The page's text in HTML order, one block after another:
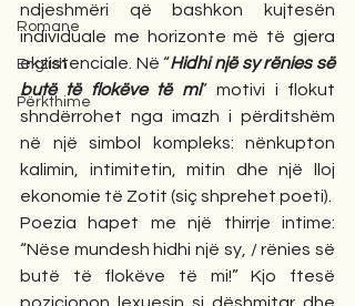
Romane
English
Përkthime
ndjeshmëri që bashkon kujtesën
individuale me horizonte më të gjera
ekzistenciale. Në “Hidhi një sy rënies së
butë të flokëve të mi” motivi i flokut
shndërrohet nga imazh i përditshëm
në një simbol kompleks: nënkupton
kalimin, intimitetin, mitin dhe një lloj
ekonomie të Zotit (siç shprehet poeti).
Poezia hapet me një thirrje intime:
“Nëse mundesh hidhi një sy, / rënies së
butë të flokëve të mi!” Kjo ftesë